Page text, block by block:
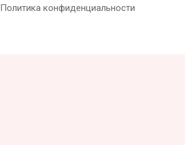
Политика конфиденциальности